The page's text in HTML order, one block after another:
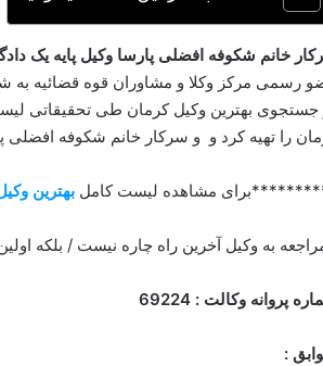
خانم شکوفه افضلی پارسا وکیل پایه یک
رسمی مرکز وکلا و مشاوران قوه قضائیه به
جستجوی بهترین وکیل کرمان طی تحقیقاتی
را تهیه کرد و و سرکار خانم شکوفه افضلی
مشاهده لیست کامل بهترین
به وکیل آخرین راه چاره نیست / بلکه
پروانه وکالت : 69224
: